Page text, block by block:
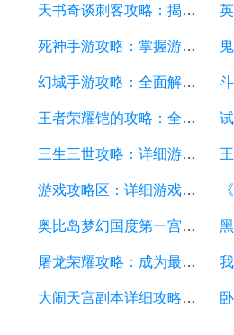
天书奇谈刺客攻略：揭秘最强刺客技巧，助你成为顶尖玩家
死神手游攻略：掌握游戏技巧，轻松成为顶级玩家
幻城手游攻略：全面解析游戏技巧、装备选择和副本攻略
王者荣耀铠的攻略：全面解析铠的技能、装备、打法和团队配合
三生三世攻略：详细游戏攻略方面的描述
游戏攻略区：详细游戏攻略方面的描述
奥比岛梦幻国度第一宫攻略：探索梦幻世界的奇妙冒险
屠龙荣耀攻略：成为最强勇士的终极指南
大闹天宫副本详细攻略：如何轻松通关大闹天宫副本